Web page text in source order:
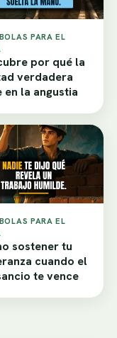
PARA EL
por qué la
verdadera
en la angustia
PARA EL
sostener tu
cuando el
te vence